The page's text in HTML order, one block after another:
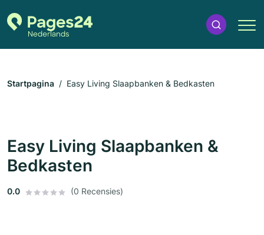
Startpagina Easy Living Slaapbanken & Bedkasten
Easy Living Slaapbanken &
Bedkasten
0.0 (0 Recensies)